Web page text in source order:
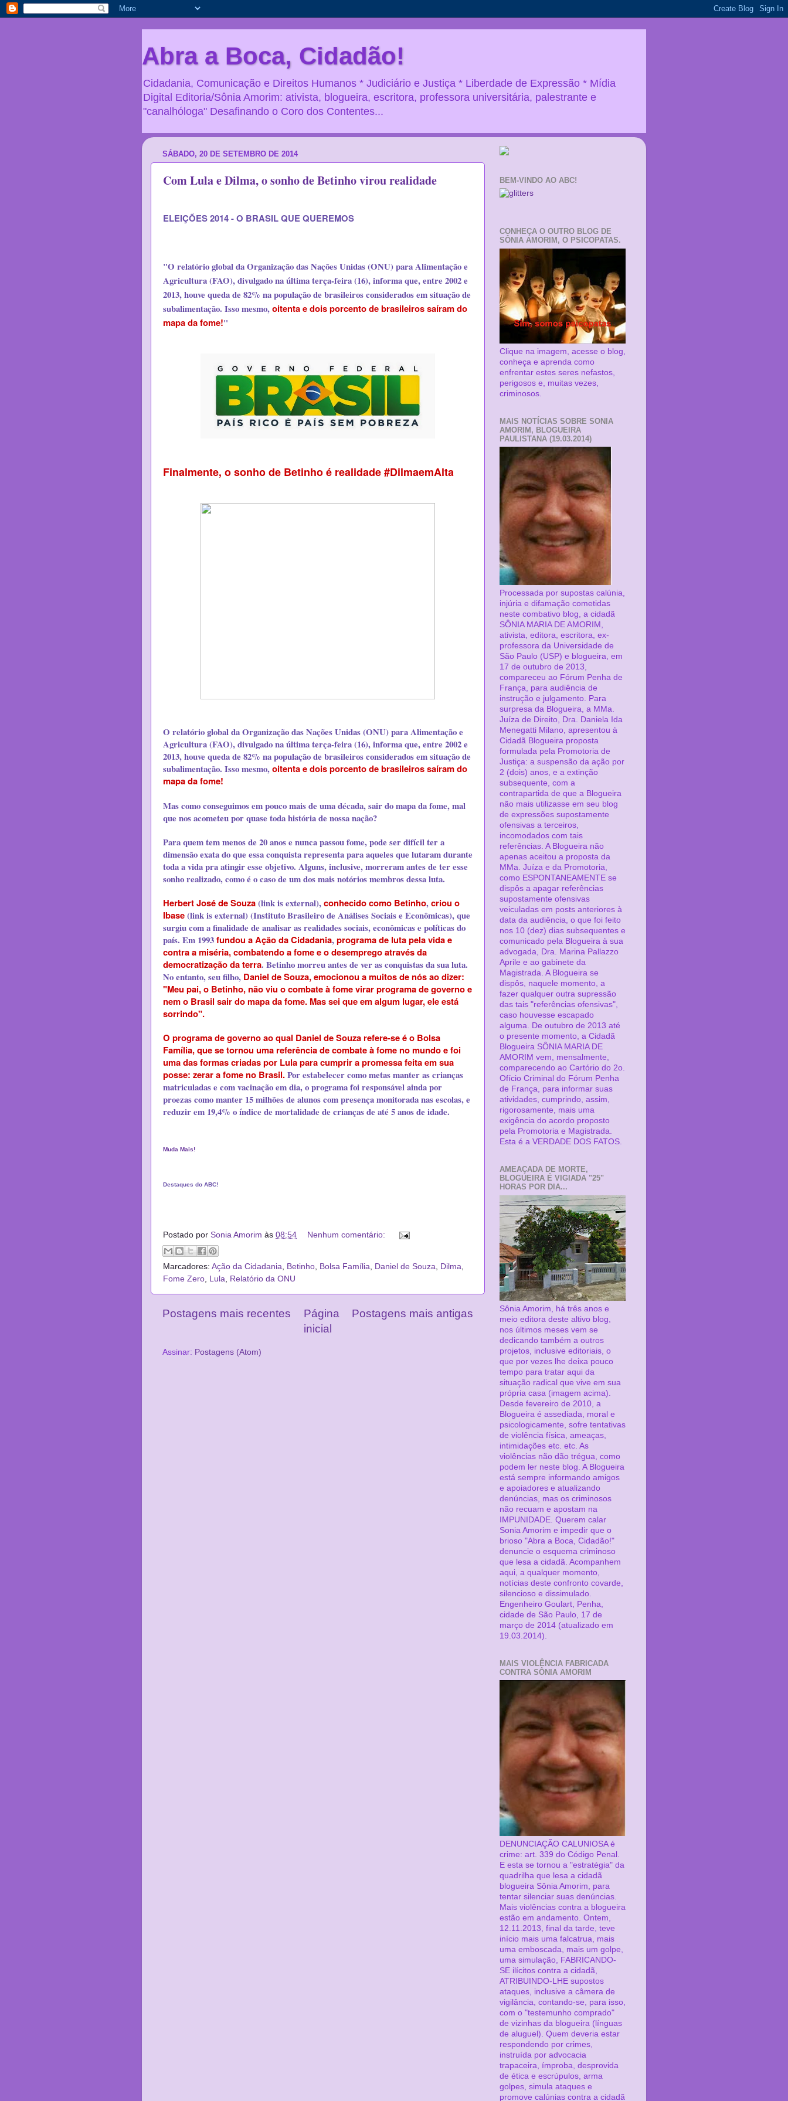
Abra a Boca, Cidadão!
Cidadania, Comunicação e Direitos Humanos * Judiciário e Justiça * Liberdade de Expressão * Mídia
Digital Editoria/Sônia Amorim: ativista, blogueira, escritora, professora universitária, palestrante e
"canalhóloga" Desafinando o Coro dos Contentes...
SÁBADO, 20 DE SETEMBRO DE 2014
Com Lula e Dilma, o sonho de Betinho virou realidade
ELEIÇÕES 2014 - O BRASIL QUE QUEREMOS
"O relatório global da Organização das Nações Unidas (ONU) para Alimentação e
Agricultura (FAO), divulgado na última terça-feira (16), informa que, entre 2002 e
2013, houve queda de 82% na população de brasileiros considerados em situação de
subalimentação. Isso mesmo,oitenta e dois porcento de brasileiros saíram do
mapa da fome!"
Finalmente, o sonho de Betinho é realidade #DilmaemAlta
O relatório global da Organização das Nações Unidas (ONU) para Alimentação e
Agricultura (FAO), divulgado na última terça-feira (16), informa que, entre 2002 e
2013, houve queda de 82% na população de brasileiros considerados em situação de
subalimentação. Isso mesmo,oitenta e dois porcento de brasileiros saíram do
mapa da fome!
Mas como conseguimos em pouco mais de uma década, sair do mapa da fome, mal
que nos acometeu por quase toda história de nossa nação?
Para quem tem menos de 20 anos e nunca passou fome, pode ser difícil ter a
dimensão exata do que essa conquista representa para aqueles que lutaram durante
toda a vida pra atingir esse objetivo. Alguns, inclusive, morreram antes de ter esse
sonho realizado, como é o caso de um dos mais notórios membros dessa luta.
Herbert José de Souza(link is external),conhecido como Betinho,criou o
Ibase(link is external)(Instituto Brasileiro de Análises Sociais e Econômicas), que
surgiu com a finalidade de analisar as realidades sociais, econômicas e políticas do
país. Em 1993fundou a Ação da Cidadania,programa de luta pela vida e
contra a miséria, combatendo a fome e o desemprego através da
democratização da terra. Betinho morreu antes de ver as conquistas da sua luta.
No entanto, seu filho, Daniel de Souza, emocionou a muitos de nós ao dizer:
"Meu pai, o Betinho, não viu o combate à fome virar programa de governo e
nem o Brasil sair do mapa da fome. Mas sei que em algum lugar, ele está
sorrindo".
O programa de governo ao qual Daniel de Souza refere-se é o Bolsa
Família,que se tornou uma referência de combate à fome no mundo e foi
uma das formas criadas por Lula para cumprir a promessa feita em sua
posse: zerar a fome no Brasil.Por estabelecer como metas manter as crianças
matriculadas e com vacinação em dia, o programa foi responsável ainda por
proezas como manter 15 milhões de alunos com presença monitorada nas escolas, e
reduzir em 19,4% o índice de mortalidade de crianças de até 5 anos de idade.
Muda Mais!
Destaques do ABC!
Postado por Sonia Amorim às 08:54 Nenhum comentário:
Marcadores: Ação da Cidadania Betinho Bolsa Família Daniel de Souza Dilma
Fome Zero Lula Relatório da ONU
Postagens mais recentes Postagens mais antigas
Página
inicial
Assinar: Postagens (Atom)
BEM-VINDO AO ABC!
CONHEÇA O OUTRO BLOG DE
SÔNIA AMORIM, O PSICOPATAS.
Clique na imagem, acesse o blog,
conheça e aprenda como
enfrentar estes seres nefastos,
perigosos e, muitas vezes,
criminosos.
MAIS NOTÍCIAS SOBRE SONIA
AMORIM, BLOGUEIRA
PAULISTANA (19.03.2014)
Processada por supostas calúnia,
injúria e difamação cometidas
neste combativo blog, a cidadã
SÔNIA MARIA DE AMORIM,
ativista, editora, escritora, ex-
professora da Universidade de
São Paulo (USP) e blogueira, em
17 de outubro de 2013,
compareceu ao Fórum Penha de
França, para audiência de
instrução e julgamento. Para
surpresa da Blogueira, a MMa.
Juíza de Direito, Dra. Daniela Ida
Menegatti Milano, apresentou à
Cidadã Blogueira proposta
formulada pela Promotoria de
Justiça: a suspensão da ação por
2 (dois) anos, e a extinção
subsequente, com a
contrapartida de que a Blogueira
não mais utilizasse em seu blog
de expressões supostamente
ofensivas a terceiros,
incomodados com tais
referências. A Blogueira não
apenas aceitou a proposta da
MMa. Juíza e da Promotoria,
como ESPONTANEAMENTE se
dispôs a apagar referências
supostamente ofensivas
veiculadas em posts anteriores à
data da audiência, o que foi feito
nos 10 (dez) dias subsequentes e
comunicado pela Blogueira à sua
advogada, Dra. Marina Pallazzo
Aprile e ao gabinete da
Magistrada. A Blogueira se
dispôs, naquele momento, a
fazer qualquer outra supressão
das tais "referências ofensivas",
caso houvesse escapado
alguma. De outubro de 2013 até
o presente momento, a Cidadã
Blogueira SÔNIA MARIA DE
AMORIM vem, mensalmente,
comparecendo ao Cartório do 2o.
Ofício Criminal do Fórum Penha
de França, para informar suas
atividades, cumprindo, assim,
rigorosamente, mais uma
exigência do acordo proposto
pela Promotoria e Magistrada.
Esta é a VERDADE DOS FATOS.
AMEAÇADA DE MORTE,
BLOGUEIRA É VIGIADA "25"
HORAS POR DIA...
Sônia Amorim, há três anos e
meio editora deste altivo blog,
nos últimos meses vem se
dedicando também a outros
projetos, inclusive editoriais, o
que por vezes lhe deixa pouco
tempo para tratar aqui da
situação radical que vive em sua
própria casa (imagem acima).
Desde fevereiro de 2010, a
Blogueira é assediada, moral e
psicologicamente, sofre tentativas
de violência física, ameaças,
intimidações etc. etc. As
violências não dão trégua, como
podem ler neste blog. A Blogueira
está sempre informando amigos
e apoiadores e atualizando
denúncias, mas os criminosos
não recuam e apostam na
IMPUNIDADE. Querem calar
Sonia Amorim e impedir que o
brioso "Abra a Boca, Cidadão!"
denuncie o esquema criminoso
que lesa a cidadã. Acompanhem
aqui, a qualquer momento,
notícias deste confronto covarde,
silencioso e dissimulado.
Engenheiro Goulart, Penha,
cidade de São Paulo, 17 de
março de 2014 (atualizado em
19.03.2014).
MAIS VIOLÊNCIA FABRICADA
CONTRA SÔNIA AMORIM
DENUNCIAÇÃO CALUNIOSA é
crime: art. 339 do Código Penal.
E esta se tornou a "estratégia" da
quadrilha que lesa a cidadã
blogueira Sônia Amorim, para
tentar silenciar suas denúncias.
Mais violências contra a blogueira
estão em andamento. Ontem,
12.11.2013, final da tarde, teve
início mais uma falcatrua, mais
uma emboscada, mais um golpe,
uma simulação, FABRICANDO-
SE ilícitos contra a cidadã,
ATRIBUINDO-LHE supostos
ataques, inclusive a câmera de
vigilância, contando-se, para isso,
com o "testemunho comprado"
de vizinhas da blogueira (línguas
de aluguel). Quem deveria estar
respondendo por crimes,
instruída por advocacia
trapaceira, ímproba, desprovida
de ética e escrúpulos, arma
golpes, simula ataques e
promove calúnias contra a cidadã